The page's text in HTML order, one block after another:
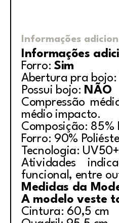
Informações
Informações
Forro: Sim
Abertura pra bojo:
Possui bojo: NÃO
Compressão
médio impacto.
Composição: 85%
Forro: 90%
Tecnologia: UV50+
Atividades
funcional, entre
Medidas da
A modelo veste
Cintura: 60,5 cm